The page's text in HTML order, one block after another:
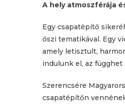
A hely atmoszférája
Egy csapatépítő
őszi tematikával. Egy
amely letisztult,
indulunk el, az
Szerencsére
csapatépítőn